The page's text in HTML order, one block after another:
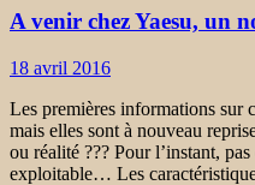
A venir chez Yaesu, un
18 avril 2016
Les premières informations sur
mais elles sont à nouveau
ou réalité ??? Pour l’instant,
exploitable… Les